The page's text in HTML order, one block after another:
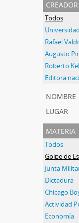
creador
Todos
Rafael
Augusto
Roberto
nombre
lugar
materia
Todos
Golpe de
Dictadura
Chicago
Actividad
Economía